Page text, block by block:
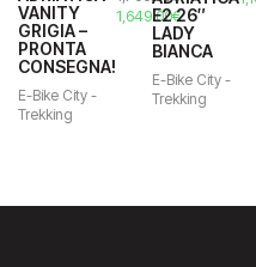
VANITY
GRIGIA –
PRONTA
CONSEGNA!
E-Bike City -
Trekking
Il
prezzo
originale
1,700.00€.
1,649.00€Il
prezzo
attuale
è:
1,649.00€.
E2 26″
LADY
BIANCA
E-Bike City -
Trekking